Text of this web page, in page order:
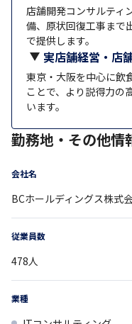
店舗開発コンサルティ
備、原状回復工事まで
で提供します。
実店舗経営・店
東京・大阪を中心に飲
ことで、より説得力の
います。
勤務地・その他情
会社名
BCホールディングス株式
従業員数
478人
業種